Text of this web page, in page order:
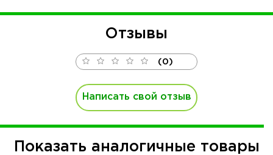
Отзывы
(0)
Написать свой отзыв
Показать аналогичные товары